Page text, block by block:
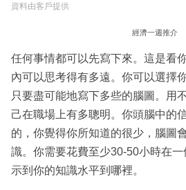
資料由客戶提供
經濟一週推介
任何事情都可以先寫下來。這是看
內可以思考得有多遠。你可以選擇
只要盡可能地寫下多些的腦圖。用
己在職場上有多聰明。你頭腦中的
的，你覺得你所知道的很少，腦圖
識。你需要花費至少30-50小時在
示到你的知識水平到哪裡。